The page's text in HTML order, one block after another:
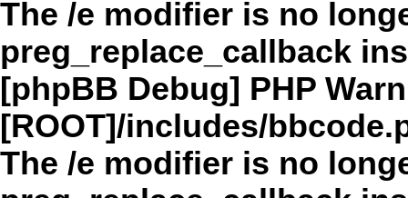
The /e modifier is no
preg_replace_callback
[phpBB Debug] PHP
[ROOT]/includes/
The /e modifier is no